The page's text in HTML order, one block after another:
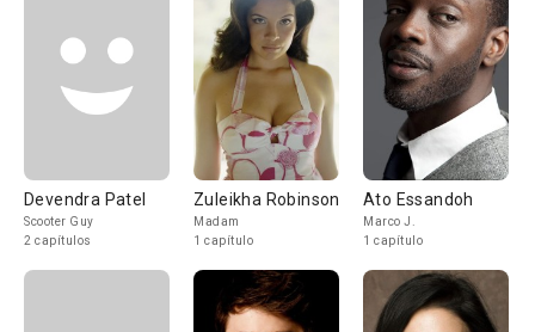
Devendra Patel
Scooter Guy
2 capítulos
Zuleikha Robinson
Madam
1 capítulo
Ato Essandoh
Marco J.
1 capítulo